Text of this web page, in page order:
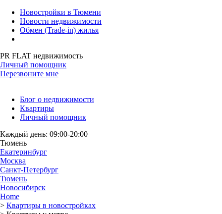
Новостройки в Тюмени
Новости недвижимости
Обмен (Trade-in) жилья
PR FLAT недвижимость
Личный помощник
Перезвоните мне
Блог о недвижимости
Квартиры
Личный помощник
Каждый день: 09:00-20:00
Тюмень
Екатеринбург
Москва
Санкт-Петербург
Тюмень
Новосибирск
Home
> Квартиры в новостройках